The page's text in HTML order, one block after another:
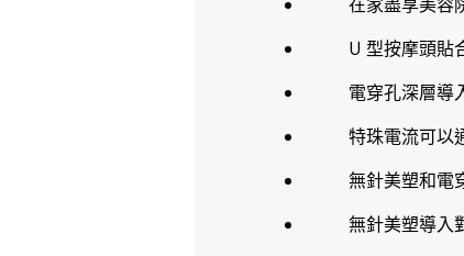
U 型按摩頭貼
電穿孔深層導
特珠電流可以
無針美塑和電
無針美塑導入